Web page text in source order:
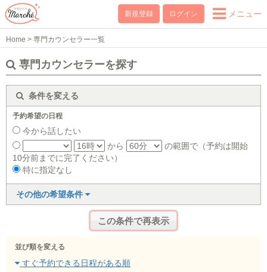
新規登録 ログイン メニュー
Home > 専門カウンセラー一覧
専門カウンセラーを探す
条件を変える
予約希望の日程
今から話したい
から
の範囲で（予約は開始
10分前までに完了ください）
特に指定なし
その他の希望条件
並び順を変える
すぐ予約できる日程がある順